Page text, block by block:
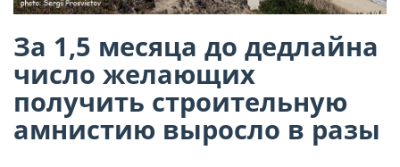
За 1,5 месяца до дедлайна
число желающих
получить строительную
амнистию выросло в разы